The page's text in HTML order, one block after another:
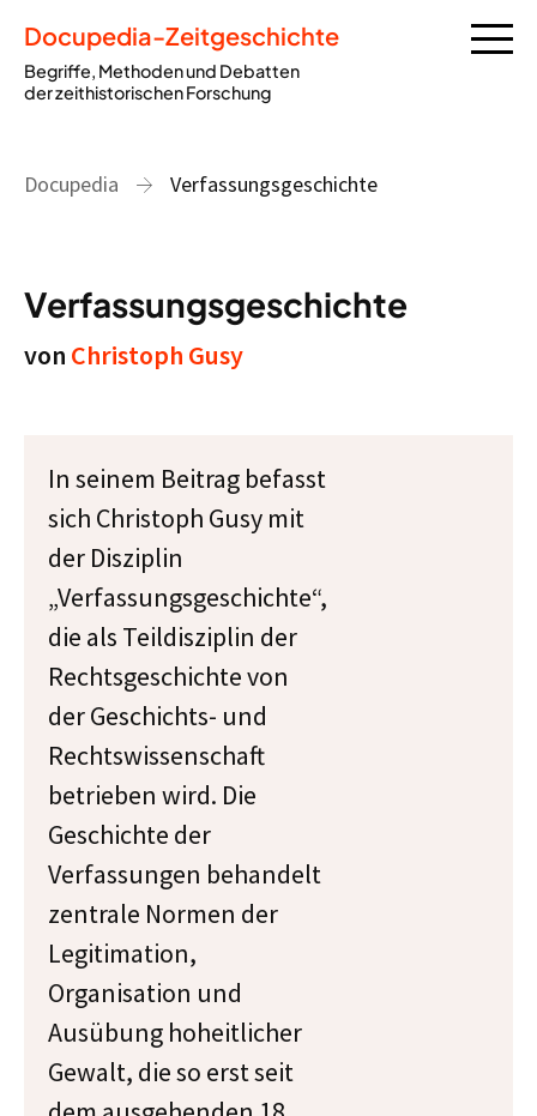
Docupedia-Zeitgeschichte
Begriffe, Methoden und Debatten
der zeithistorischen Forschung
Docupedia Verfassungsgeschichte
Verfassungsgeschichte
von Christoph Gusy
In seinem Beitrag befasst
sich Christoph Gusy mit
der Disziplin
„Verfassungsgeschichte“,
die als Teildisziplin der
Rechtsgeschichte von
der Geschichts- und
Rechtswissenschaft
betrieben wird. Die
Geschichte der
Verfassungen behandelt
zentrale Normen der
Legitimation,
Organisation und
Ausübung hoheitlicher
Gewalt, die so erst seit